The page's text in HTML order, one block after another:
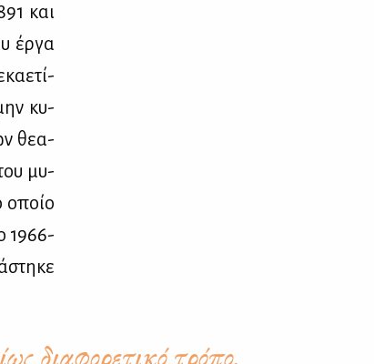
και
έρ­γα
κυ­
θε­α­
μυ­
οποίο
1966-
διαφορετικό τρόπο.